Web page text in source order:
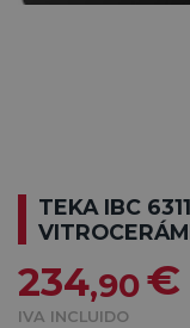
TEKA IBC
234,90€
IVA INCLUIDO